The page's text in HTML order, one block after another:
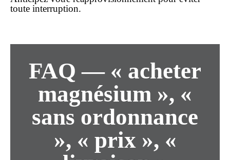
toute interruption.
FAQ — « acheter
magnésium », «
sans ordonnance
», « prix », «